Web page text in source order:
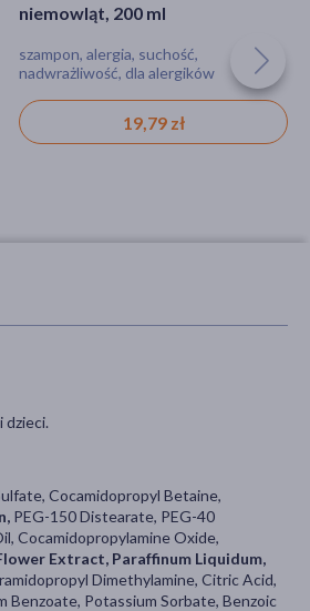
niemowląt, 200 ml
szampon, alergia, suchość,
nadwrażliwość, dla alergików
19,79 zł
w płynie, dla niemowląt i dzieci,
płyn, mydło, nadwrażliwość,
podrażnienie, suchość, atopowe
zapalenie skóry, bez parabenów, bez sls
21,19 zł
dzieci.
Cocamidopropyl Betaine,
PEG-150 Distearate, PEG-40
Cocamidopropylamine Oxide,
Extract, Paraffinum Liquidum,
Dimethylamine, Citric Acid,
Benzoate, Potassium Sorbate, Benzoic